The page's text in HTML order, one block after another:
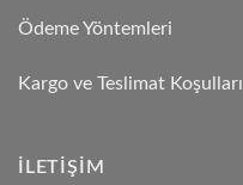
Ödeme Yöntemleri
Kargo ve Teslimat Koşulları
İLETIŞIM